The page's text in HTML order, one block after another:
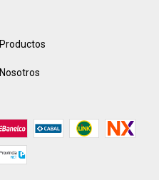
Productos
Nosotros